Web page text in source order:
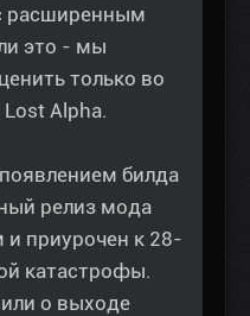
расширенным
это - мы
только во
Alpha.
билда
релиз мода
приурочен к 28-
катастрофы.
о выходе